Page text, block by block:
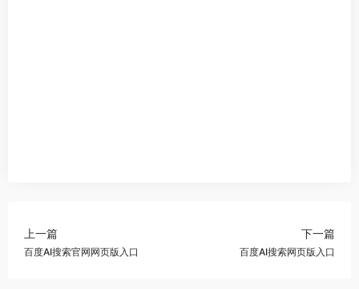
上一篇
百度AI搜索官网网页版入口
下一篇
百度AI搜索网页版入口